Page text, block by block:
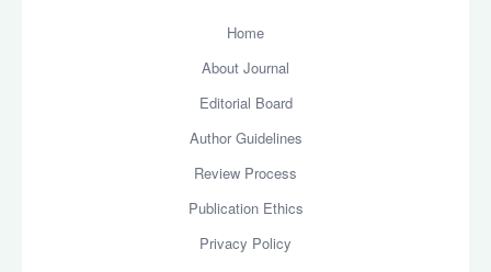
Home
About Journal
Editorial Board
Author Guidelines
Review Process
Publication Ethics
Privacy Policy